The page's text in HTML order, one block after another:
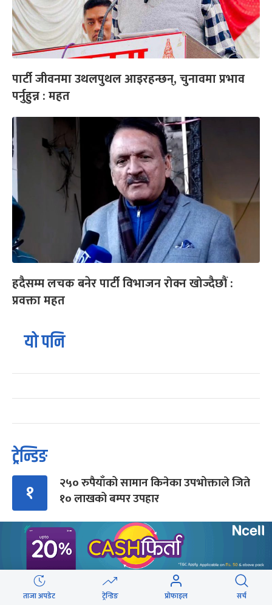
पार्टी जीवनमा उथलपुथल आइरहन्छन्, चुनावमा प्रभाव
पर्नुहुन्न : महत
हदैसम्म लचक बनेर पार्टी विभाजन रोक्न खोज्दैछौं :
प्रवक्ता महत
यो पनि
ट्रेन्डिङ
१
२५० रुपैयाँको सामान किनेका उपभोक्ताले जिते
१० लाखको बम्पर उपहार
२ गुन्डुमा अड्किए एमाले पुनर्गठनका प्रस्तावहरू
प्रज्ञाका तीन कुलपतिको शपथ (तस्वीरहरू)
ताजा अपडेट ट्रेन्डिङ प्रोफाइल सर्च